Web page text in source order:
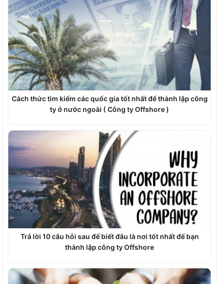
Cách thức tìm kiếm các quốc gia tốt nhất để thành lập công
ty ở nước ngoài ( Công ty Offshore )
Trả lời 10 câu hỏi sau để biết đâu là nơi tốt nhất để bạn
thành lập công ty Offshore